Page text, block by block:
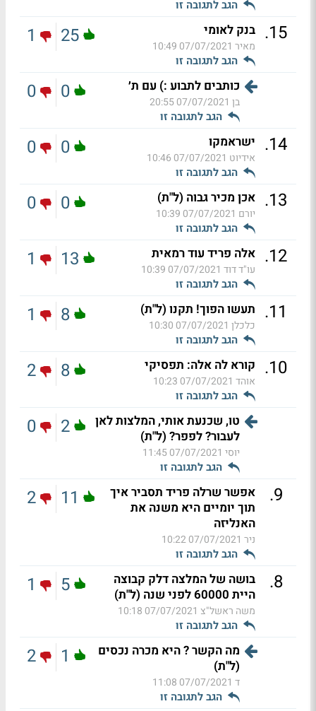
הגב לתגובה זו
15
. בנק לאומי
מאיר 07/07/2021 10:49
הגב לתגובה זו
25
1
כותבים לתבוע :) עם ת׳
בן 07/07/2021 20:55
הגב לתגובה זו
0
0
14
. ישראמקו
אידיוט 07/07/2021 10:46
הגב לתגובה זו
0
0
13
. אכן מכיר גבוה (ל"ת)
יורם 07/07/2021 10:39
הגב לתגובה זו
0
0
12
. אלה פריד עוד רמאית
עו"ד דוד 07/07/2021 10:39
הגב לתגובה זו
13
1
11
. תעשו הפוך! תקנו (ל"ת)
כלכלן 07/07/2021 10:30
הגב לתגובה זו
8
1
10
. קורא לה אלה: תפסיקי
אוהד 07/07/2021 10:23
הגב לתגובה זו
8
2
טו, שכנעת אותי, המלצות לאן
לעבור? לפפר? (ל"ת)
יוסי 07/07/2021 11:45
הגב לתגובה זו
2
0
9
.
אפשר שרלה פריד תסביר איך
תוך יומיים היא משנה את
האנליזה
ניר 07/07/2021 10:22
הגב לתגובה זו
11
2
8
.
בושה של המלצה דלק קבוצה
היית 60000 לפני שנה (ל"ת)
משה ראשל"צ 07/07/2021 10:18
הגב לתגובה זו
5
1
מה הקשר ? היא מכרה נכסים
(ל"ת)
ד 07/07/2021 11:08
הגב לתגובה זו
1
2